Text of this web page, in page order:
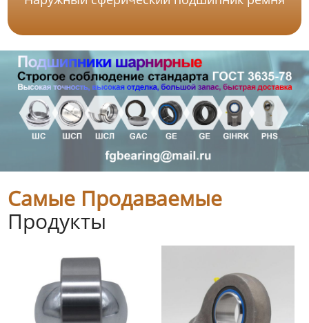
Самые Продаваемые
Продукты